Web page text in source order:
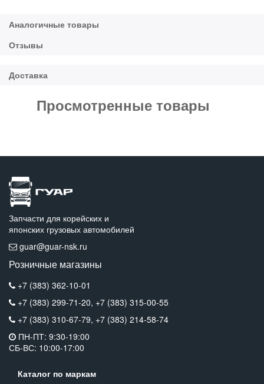
Просмотренные товары
Запчасти для корейских и
японских грузовых автомобилей
guar@guar-nsk.ru
Розничные магазины
+7 (383) 362-10-01
+7 (383) 299-71-20, +7 (383) 315-00-55
+7 (383) 310-67-79, +7 (383) 214-58-74
ПН-ПТ: 9:30-19:00
СБ-ВС: 10:00-17:00
Каталог по маркам